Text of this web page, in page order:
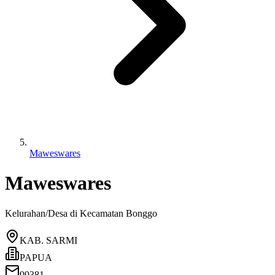
Maweswares
Maweswares
Kelurahan/Desa di Kecamatan Bonggo
KAB. SARMI
PAPUA